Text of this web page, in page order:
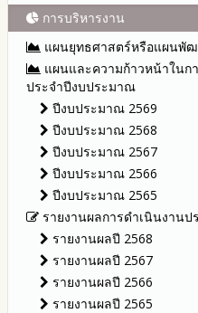
โครงสร้าง หน้าที่และอำนาจ
ข้อมูลผู้บริหาร
ข้อมูลการติดต่อและ ช่องทา
ระเบียบ / กฎหมายที่เกี่ยวข้อง
นโยบายคุ้มครองข้อมูลส่วนบุ
ข่าวประชาสัมพันธ์
ข่าวสารพัฒนาสำนักงานเกี่ย
โปร่งใส
การบริหารงาน
แผนยุทธศาสตร์หรือแผนพั
แผนและความก้าวหน้าในก
ประจำปีงบประมาณ
ปีงบประมาณ 2569
ปีงบประมาณ 2568
ปีงบประมาณ 2567
ปีงบประมาณ 2566
ปีงบประมาณ 2565
รายงานผลการดำเนินงานป
รายงานผลปี 2568
รายงานผลปี 2567
รายงานผลปี 2566
รายงานผลปี 2565